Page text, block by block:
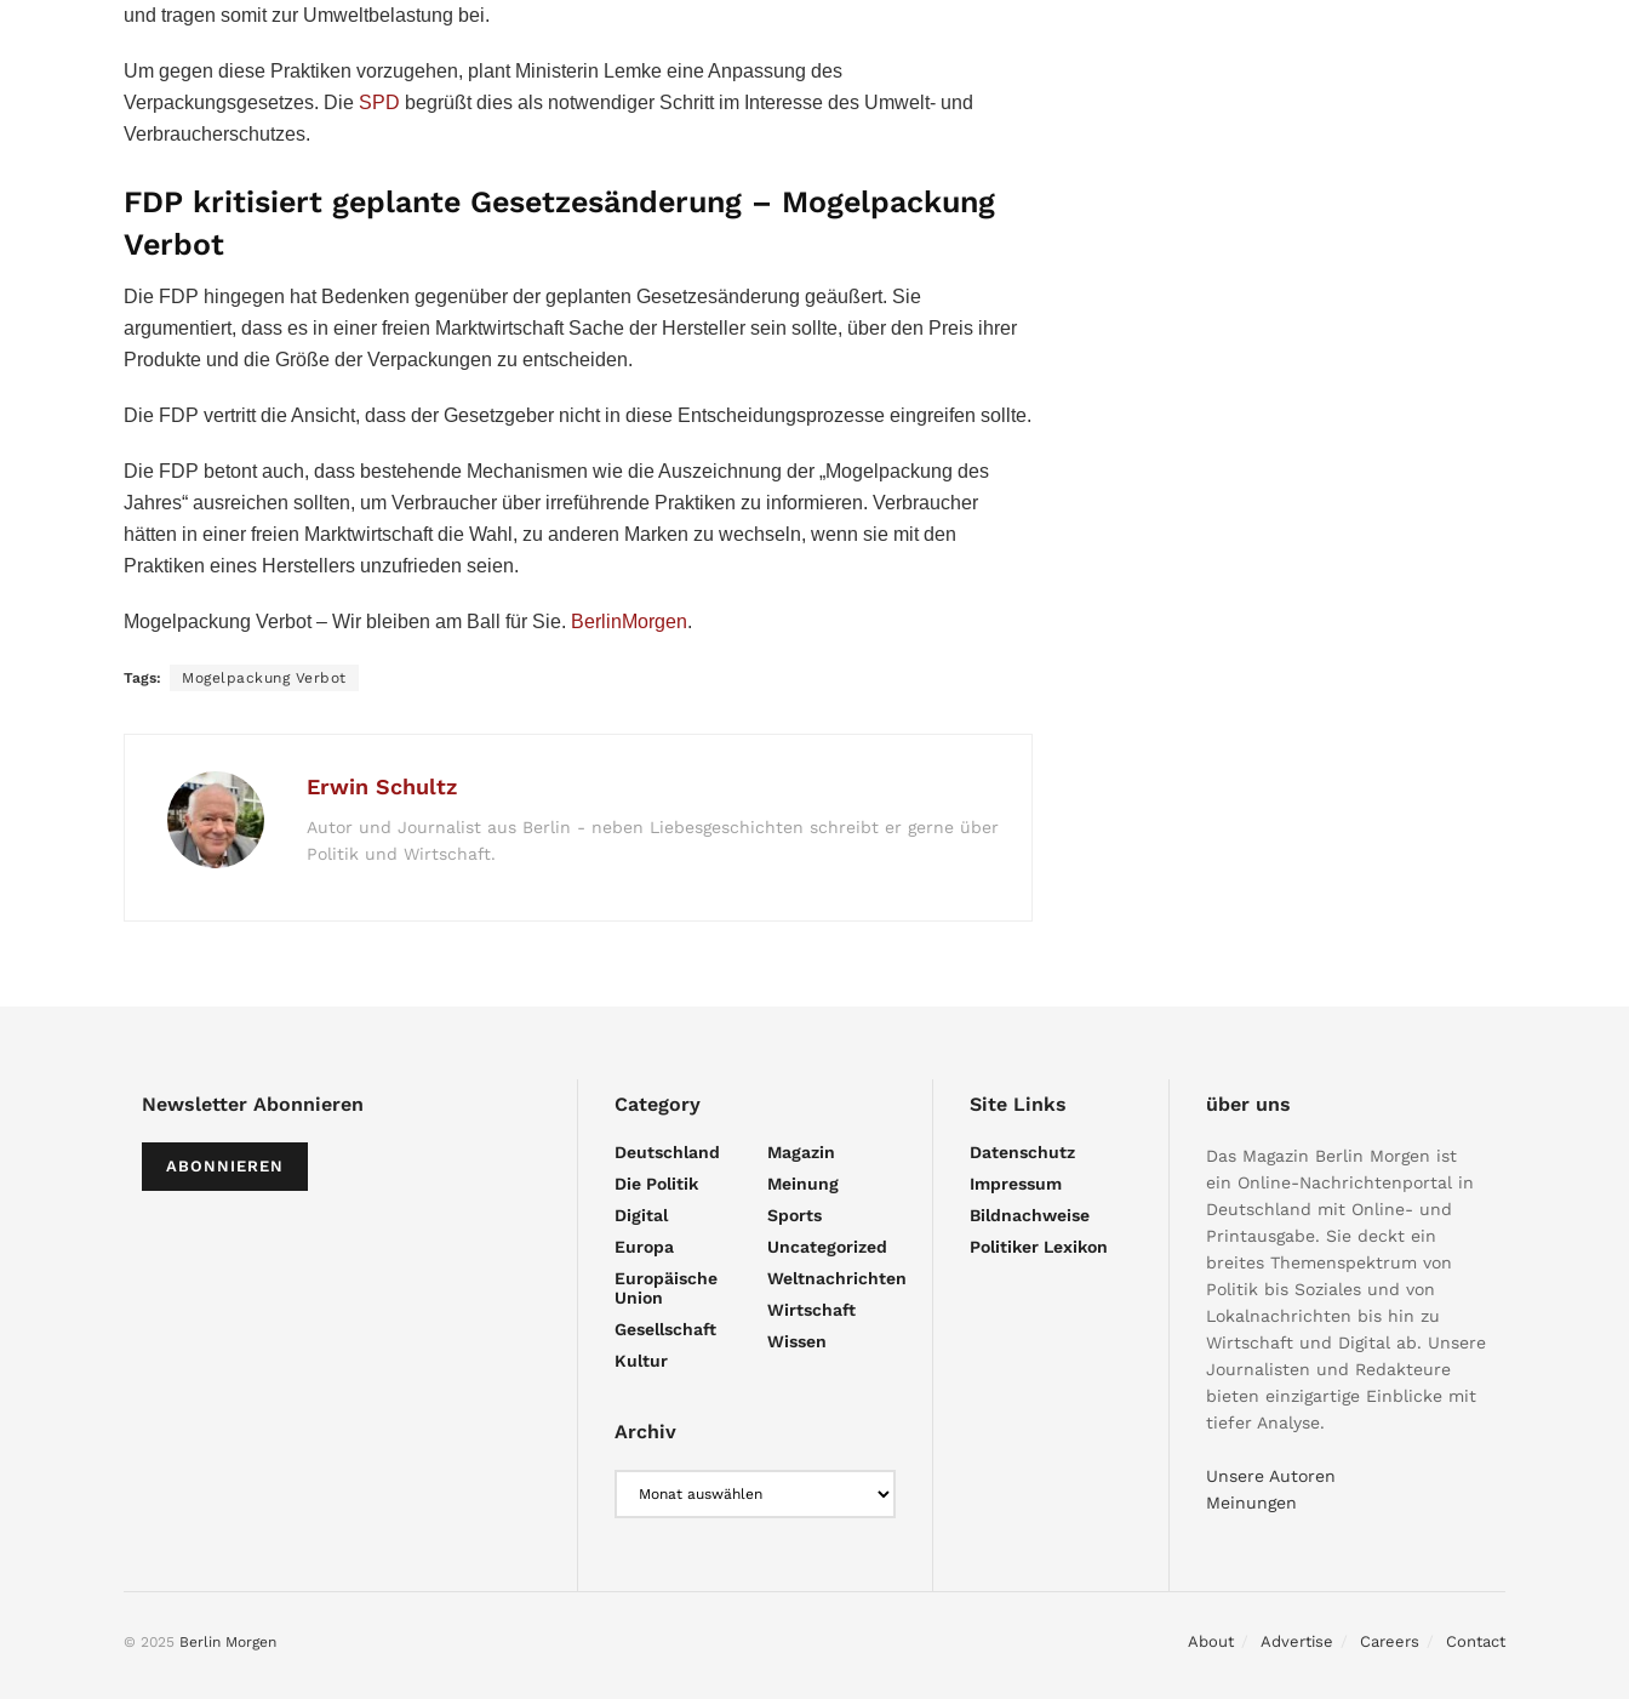
und tragen somit zur Umweltbelastung bei.
Um gegen diese Praktiken vorzugehen, plant Ministerin Lemke eine Anpassung des
Verpackungsgesetzes. Die SPD begrüßt dies als notwendiger Schritt im Interesse des Umwelt- und
Verbraucherschutzes.
FDP kritisiert geplante Gesetzesänderung – Mogelpackung
Verbot
Die FDP hingegen hat Bedenken gegenüber der geplanten Gesetzesänderung geäußert. Sie
argumentiert, dass es in einer freien Marktwirtschaft Sache der Hersteller sein sollte, über den Preis ihrer
Produkte und die Größe der Verpackungen zu entscheiden.
Die FDP vertritt die Ansicht, dass der Gesetzgeber nicht in diese Entscheidungsprozesse eingreifen sollte.
Die FDP betont auch, dass bestehende Mechanismen wie die Auszeichnung der „Mogelpackung des
Jahres“ ausreichen sollten, um Verbraucher über irreführende Praktiken zu informieren. Verbraucher
hätten in einer freien Marktwirtschaft die Wahl, zu anderen Marken zu wechseln, wenn sie mit den
Praktiken eines Herstellers unzufrieden seien.
Mogelpackung Verbot – Wir bleiben am Ball für Sie. BerlinMorgen.
Tags: Mogelpackung Verbot
Erwin Schultz
Autor und Journalist aus Berlin - neben Liebesgeschichten schreibt er gerne über
Politik und Wirtschaft.
Newsletter Abonnieren
ABONNIEREN
Category
Deutschland
Die Politik
Digital
Europa
Europäische
Union
Gesellschaft
Kultur
Magazin
Meinung
Sports
Uncategorized
Weltnachrichten
Wirtschaft
Wissen
Archiv
Site Links
Datenschutz
Impressum
Bildnachweise
Politiker Lexikon
über uns
Das Magazin Berlin Morgen ist
ein Online-Nachrichtenportal in
Deutschland mit Online- und
Printausgabe. Sie deckt ein
breites Themenspektrum von
Politik bis Soziales und von
Lokalnachrichten bis hin zu
Wirtschaft und Digital ab. Unsere
Journalisten und Redakteure
bieten einzigartige Einblicke mit
tiefer Analyse.
Unsere Autoren
Meinungen
About Advertise Careers Contact
© 2025 Berlin Morgen